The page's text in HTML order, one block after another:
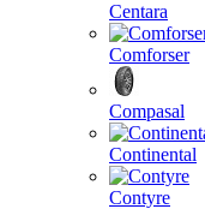
Centara
Comforser
Compasal
Continental
Contyre